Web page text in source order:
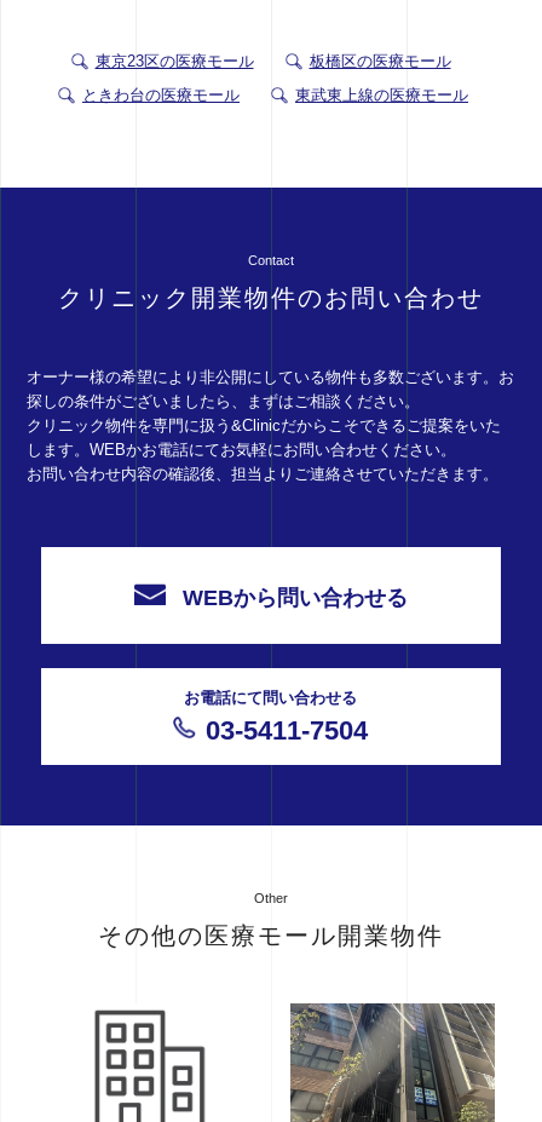
東京23区の医療モール
板橋区の医療モール
ときわ台の医療モール
東武東上線の医療モール
Contact
クリニック開業物件のお問い合わせ
オーナー様の希望により非公開にしている物件も多数ございます。お
探しの条件がございましたら、まずはご相談ください。
クリニック物件を専門に扱う&Clinicだからこそできるご提案をいた
します。WEBかお電話にてお気軽にお問い合わせください。
お問い合わせ内容の確認後、担当よりご連絡させていただきます。
WEBから問い合わせる
お電話にて問い合わせる
03-5411-7504
Other
その他の医療モール開業物件